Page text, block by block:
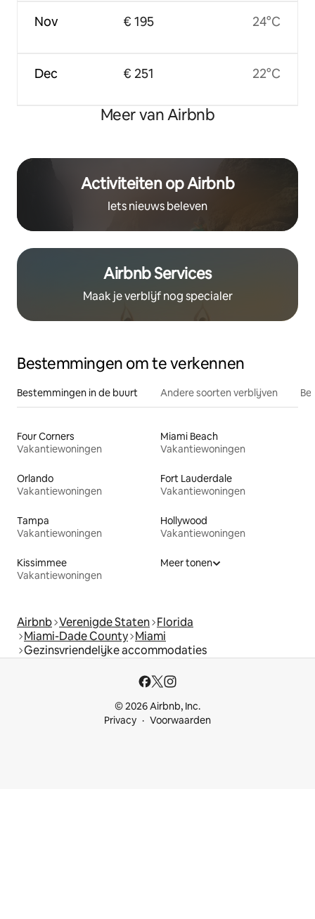
Nov
Dec
€ 195
€ 251
24°C
22°C
Meer van Airbnb
Activiteiten op Airbnb
Iets nieuws beleven
Airbnb Services
Maak je verblijf nog specialer
Bestemmingen om te verkennen
Bestemmingen in de buurt Andere soorten verblijven
Four Corners
Vakantiewoningen
Miami Beach
Vakantiewoningen
Orlando
Vakantiewoningen
Fort Lauderdale
Vakantiewoningen
Tampa
Vakantiewoningen
Hollywood
Vakantiewoningen
Kissimmee
Vakantiewoningen
Meer tonen
Airbnb Verenigde Staten Florida
Miami-Dade County Miami
Gezinsvriendelijke accommodaties
© 2026 Airbnb, Inc.
Privacy
Voorwaarden